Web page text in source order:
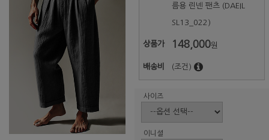
름용 린넨 팬츠 (DAEIL
SL13_022)
상품가 148,000원
배송비 (조건)
사이즈
이니셜